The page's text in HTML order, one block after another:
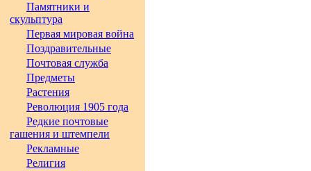
Памятники и
скульптура
Первая мировая война
Поздравительные
Почтовая служба
Предметы
Растения
Революция 1905 года
Редкие почтовые
гашения и штемпели
Рекламные
Религия